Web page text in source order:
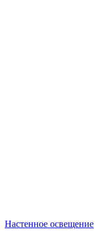
Настенное освещение